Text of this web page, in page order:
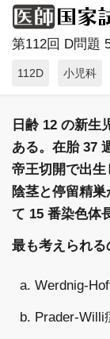
第112回 D問題
112D 小児科
日齢 12 の新生
ある。在胎 37
帝王切開で出
陰茎と停留精
て 15 番染色体
最も考えられる
a. Werdnig-
b. Prader-Willi